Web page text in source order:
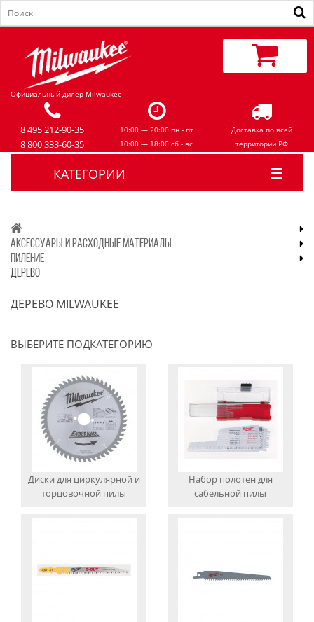
Официальный дилер Milwaukee
8 495 212-90-35
8 800 333-60-35
10:00 — 20:00 пн - пт
10:00 — 18:00 сб - вс
Доставка по всей
территории РФ
КАТЕГОРИИ
АКСЕССУАРЫ И РАСХОДНЫЕ МАТЕРИАЛЫ
ПИЛЕНИЕ
ДЕРЕВО
ДЕРЕВО MILWAUKEE
ВЫБЕРИТЕ ПОДКАТЕГОРИЮ
Диски для циркулярной и
торцовочной пилы
Набор полотен для
сабельной пилы